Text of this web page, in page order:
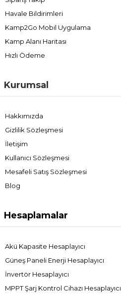
Havale Bildirimleri
Kamp2Go Mobil Uygulama
Kamp Alanı Haritası
Hızlı Ödeme
Kurumsal
Hakkımızda
Gizlilik Sözleşmesi
İletişim
Kullanıcı Sözleşmesi
Mesafeli Satış Sözleşmesi
Blog
Hesaplamalar
Akü Kapasite Hesaplayıcı
Güneş Paneli Enerji Hesaplayıcı
İnvertör Hesaplayıcı
MPPT Şarj Kontrol Cihazı Hesaplayıcı